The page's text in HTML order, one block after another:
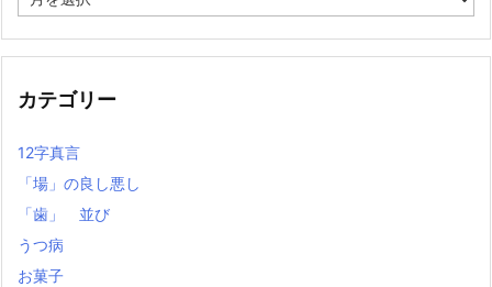
去
記
カテゴリー
12字真言
「場」の良し悪し
「歯」 並び
うつ病
お菓子